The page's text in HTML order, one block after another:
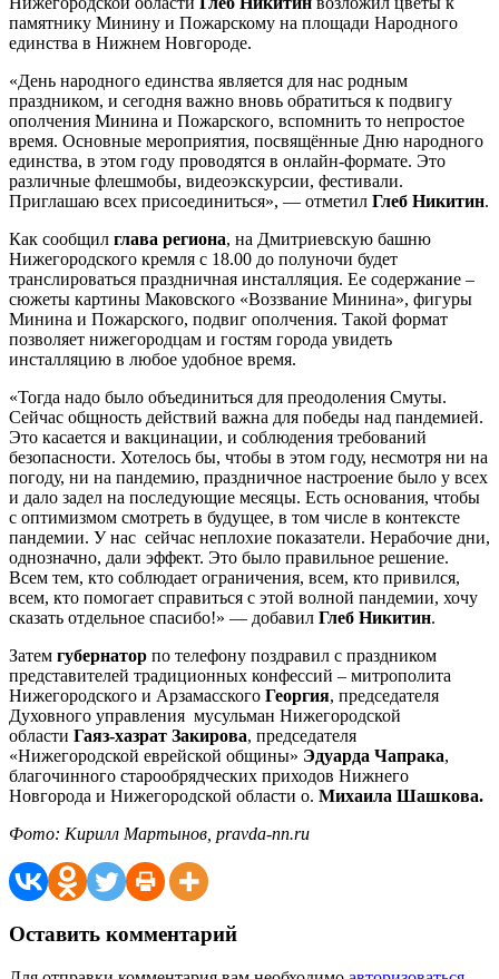
памятнику Минину и Пожарскому на площади Народного
единства в Нижнем Новгороде.
«День народного единства является для нас родным
праздником, и сегодня важно вновь обратиться к подвигу
ополчения Минина и Пожарского, вспомнить то непростое
время. Основные мероприятия, посвящённые Дню народного
единства, в этом году проводятся в онлайн-формате. Это
различные флешмобы, видеоэкскурсии, фестивали.
Приглашаю всех присоединиться», — отметил Глеб Никитин.
Как сообщил глава региона, на Дмитриевскую башню
Нижегородского кремля с 18.00 до полуночи будет
транслироваться праздничная инсталляция. Ее содержание –
сюжеты картины Маковского «Воззвание Минина», фигуры
Минина и Пожарского, подвиг ополчения. Такой формат
позволяет нижегородцам и гостям города увидеть
инсталляцию в любое удобное время.
«Тогда надо было объединиться для преодоления Смуты.
Сейчас общность действий важна для победы над пандемией.
Это касается и вакцинации, и соблюдения требований
безопасности. Хотелось бы, чтобы в этом году, несмотря ни на
погоду, ни на пандемию, праздничное настроение было у всех
и дало задел на последующие месяцы. Есть основания, чтобы
с оптимизмом смотреть в будущее, в том числе в контексте
пандемии. У нас сейчас неплохие показатели. Нерабочие дни,
однозначно, дали эффект. Это было правильное решение.
Всем тем, кто соблюдает ограничения, всем, кто привился,
всем, кто помогает справиться с этой волной пандемии, хочу
сказать отдельное спасибо!» — добавил Глеб Никитин.
Затем губернатор по телефону поздравил с праздником
представителей традиционных конфессий – митрополита
Нижегородского и Арзамасского Георгия, председателя
Духовного управления мусульман Нижегородской
области Гаяз-хазрат Закирова, председателя
«Нижегородской еврейской общины» Эдуарда Чапрака,
благочинного старообрядческих приходов Нижнего
Новгорода и Нижегородской области о. Михаила Шашкова.
Фото: Кирилл Мартынов, pravda-nn.ru
Оставить комментарий